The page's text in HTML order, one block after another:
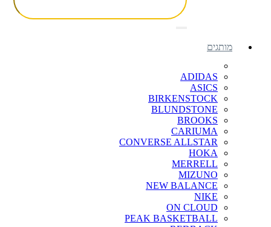
מותגים
ADIDAS
ASICS
BIRKENSTOCK
BLUNDSTONE
BROOKS
CARIUMA
CONVERSE ALLSTAR
HOKA
MERRELL
MIZUNO
NEW BALANCE
NIKE
ON CLOUD
PEAK BASKETBALL